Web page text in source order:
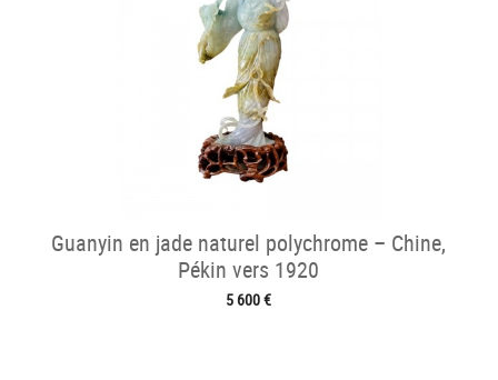
Guanyin en jade naturel polychrome – Chine,
Pékin vers 1920
5 600 €